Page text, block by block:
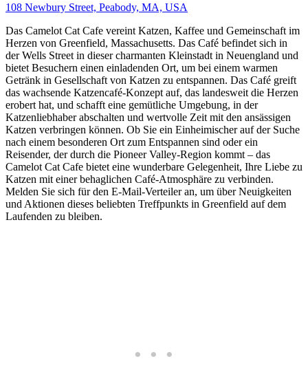
108 Newbury Street, Peabody, MA, USA
Das Camelot Cat Cafe vereint Katzen, Kaffee und Gemeinschaft im
Herzen von Greenfield, Massachusetts. Das Café befindet sich in
der Wells Street in dieser charmanten Kleinstadt in Neuengland und
bietet Besuchern einen einladenden Ort, um bei einem warmen
Getränk in Gesellschaft von Katzen zu entspannen. Das Café greift
das wachsende Katzencafé-Konzept auf, das landesweit die Herzen
erobert hat, und schafft eine gemütliche Umgebung, in der
Katzenliebhaber abschalten und wertvolle Zeit mit den ansässigen
Katzen verbringen können. Ob Sie ein Einheimischer auf der Suche
nach einem besonderen Ort zum Entspannen sind oder ein
Reisender, der durch die Pioneer Valley-Region kommt – das
Camelot Cat Cafe bietet eine wunderbare Gelegenheit, Ihre Liebe zu
Katzen mit einer behaglichen Café-Atmosphäre zu verbinden.
Melden Sie sich für den E-Mail-Verteiler an, um über Neuigkeiten
und Aktionen dieses beliebten Treffpunkts in Greenfield auf dem
Laufenden zu bleiben.